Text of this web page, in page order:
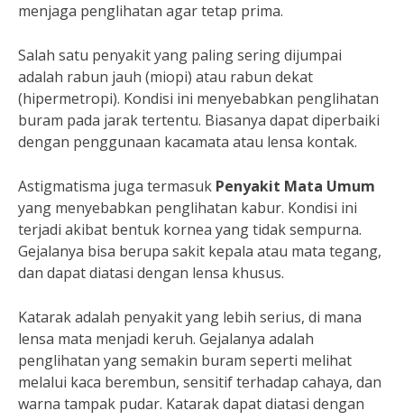
menjaga penglihatan agar tetap prima.
Salah satu penyakit yang paling sering dijumpai
adalah rabun jauh (miopi) atau rabun dekat
(hipermetropi). Kondisi ini menyebabkan penglihatan
buram pada jarak tertentu. Biasanya dapat diperbaiki
dengan penggunaan kacamata atau lensa kontak.
Astigmatisma juga termasuk Penyakit Mata Umum
yang menyebabkan penglihatan kabur. Kondisi ini
terjadi akibat bentuk kornea yang tidak sempurna.
Gejalanya bisa berupa sakit kepala atau mata tegang,
dan dapat diatasi dengan lensa khusus.
Katarak adalah penyakit yang lebih serius, di mana
lensa mata menjadi keruh. Gejalanya adalah
penglihatan yang semakin buram seperti melihat
melalui kaca berembun, sensitif terhadap cahaya, dan
warna tampak pudar. Katarak dapat diatasi dengan